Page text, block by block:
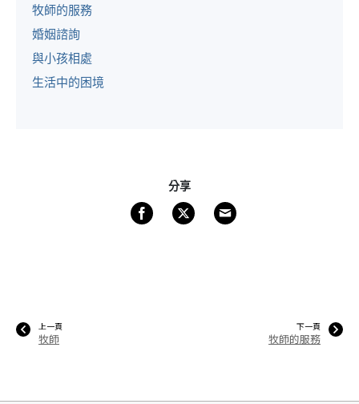
牧師的服務
婚姻諮詢
與小孩相處
生活中的困境
分享
上一頁
牧師
下一頁
牧師的服務